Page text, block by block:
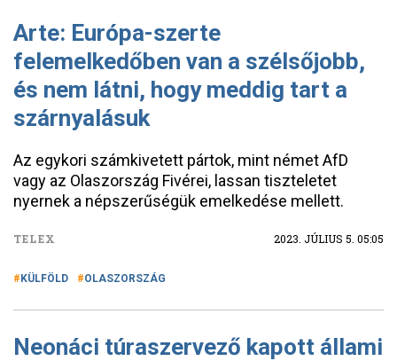
Arte: Európa-szerte
felemelkedőben van a szélsőjobb,
és nem látni, hogy meddig tart a
szárnyalásuk
Az egykori számkivetett pártok, mint német AfD
vagy az Olaszország Fivérei, lassan tiszteletet
nyernek a népszerűségük emelkedése mellett.
TELEX 2023. JÚLIUS 5. 05:05
KÜLFÖLD OLASZORSZÁG
Neonáci túraszervező kapott állami